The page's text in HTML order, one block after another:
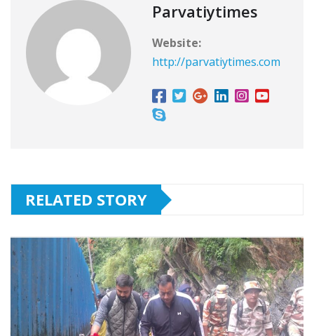
Parvatiytimes
Website:
http://parvatiytimes.com
RELATED STORY